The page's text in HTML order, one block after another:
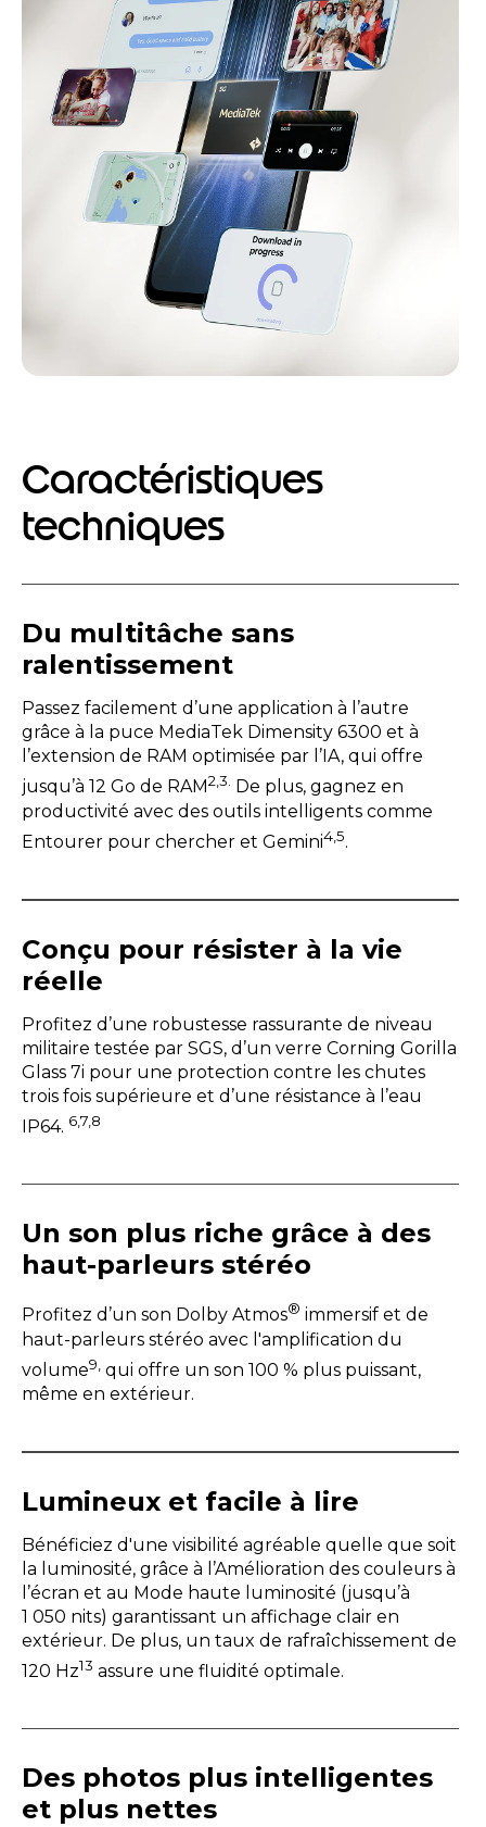
Caractéristiques
techniques
Du multitâche sans
ralentissement
Passez facilement d’une application à l’autre
grâce à la puce MediaTek Dimensity 6300 et à
l’extension de RAM optimisée par l’IA, qui offre
jusqu’à 12 Go de RAM2,3. De plus, gagnez en
productivité avec des outils intelligents comme
Entourer pour chercher et Gemini4,5.
Conçu pour résister à la vie
réelle
Profitez d’une robustesse rassurante de niveau
militaire testée par SGS, d’un verre Corning Gorilla
Glass 7i pour une protection contre les chutes
trois fois supérieure et d’une résistance à l’eau
IP64. 6,7,8
Un son plus riche grâce à des
haut-parleurs stéréo
Profitez d’un son Dolby Atmos® immersif et de
haut-parleurs stéréo avec l'amplification du
volume9, qui offre un son 100 % plus puissant,
même en extérieur.
Lumineux et facile à lire
Bénéficiez d'une visibilité agréable quelle que soit
la luminosité, grâce à l’Amélioration des couleurs à
l’écran et au Mode haute luminosité (jusqu’à
1 050 nits) garantissant un affichage clair en
extérieur. De plus, un taux de rafraîchissement de
120 Hz13 assure une fluidité optimale.
Des photos plus intelligentes
et plus nettes